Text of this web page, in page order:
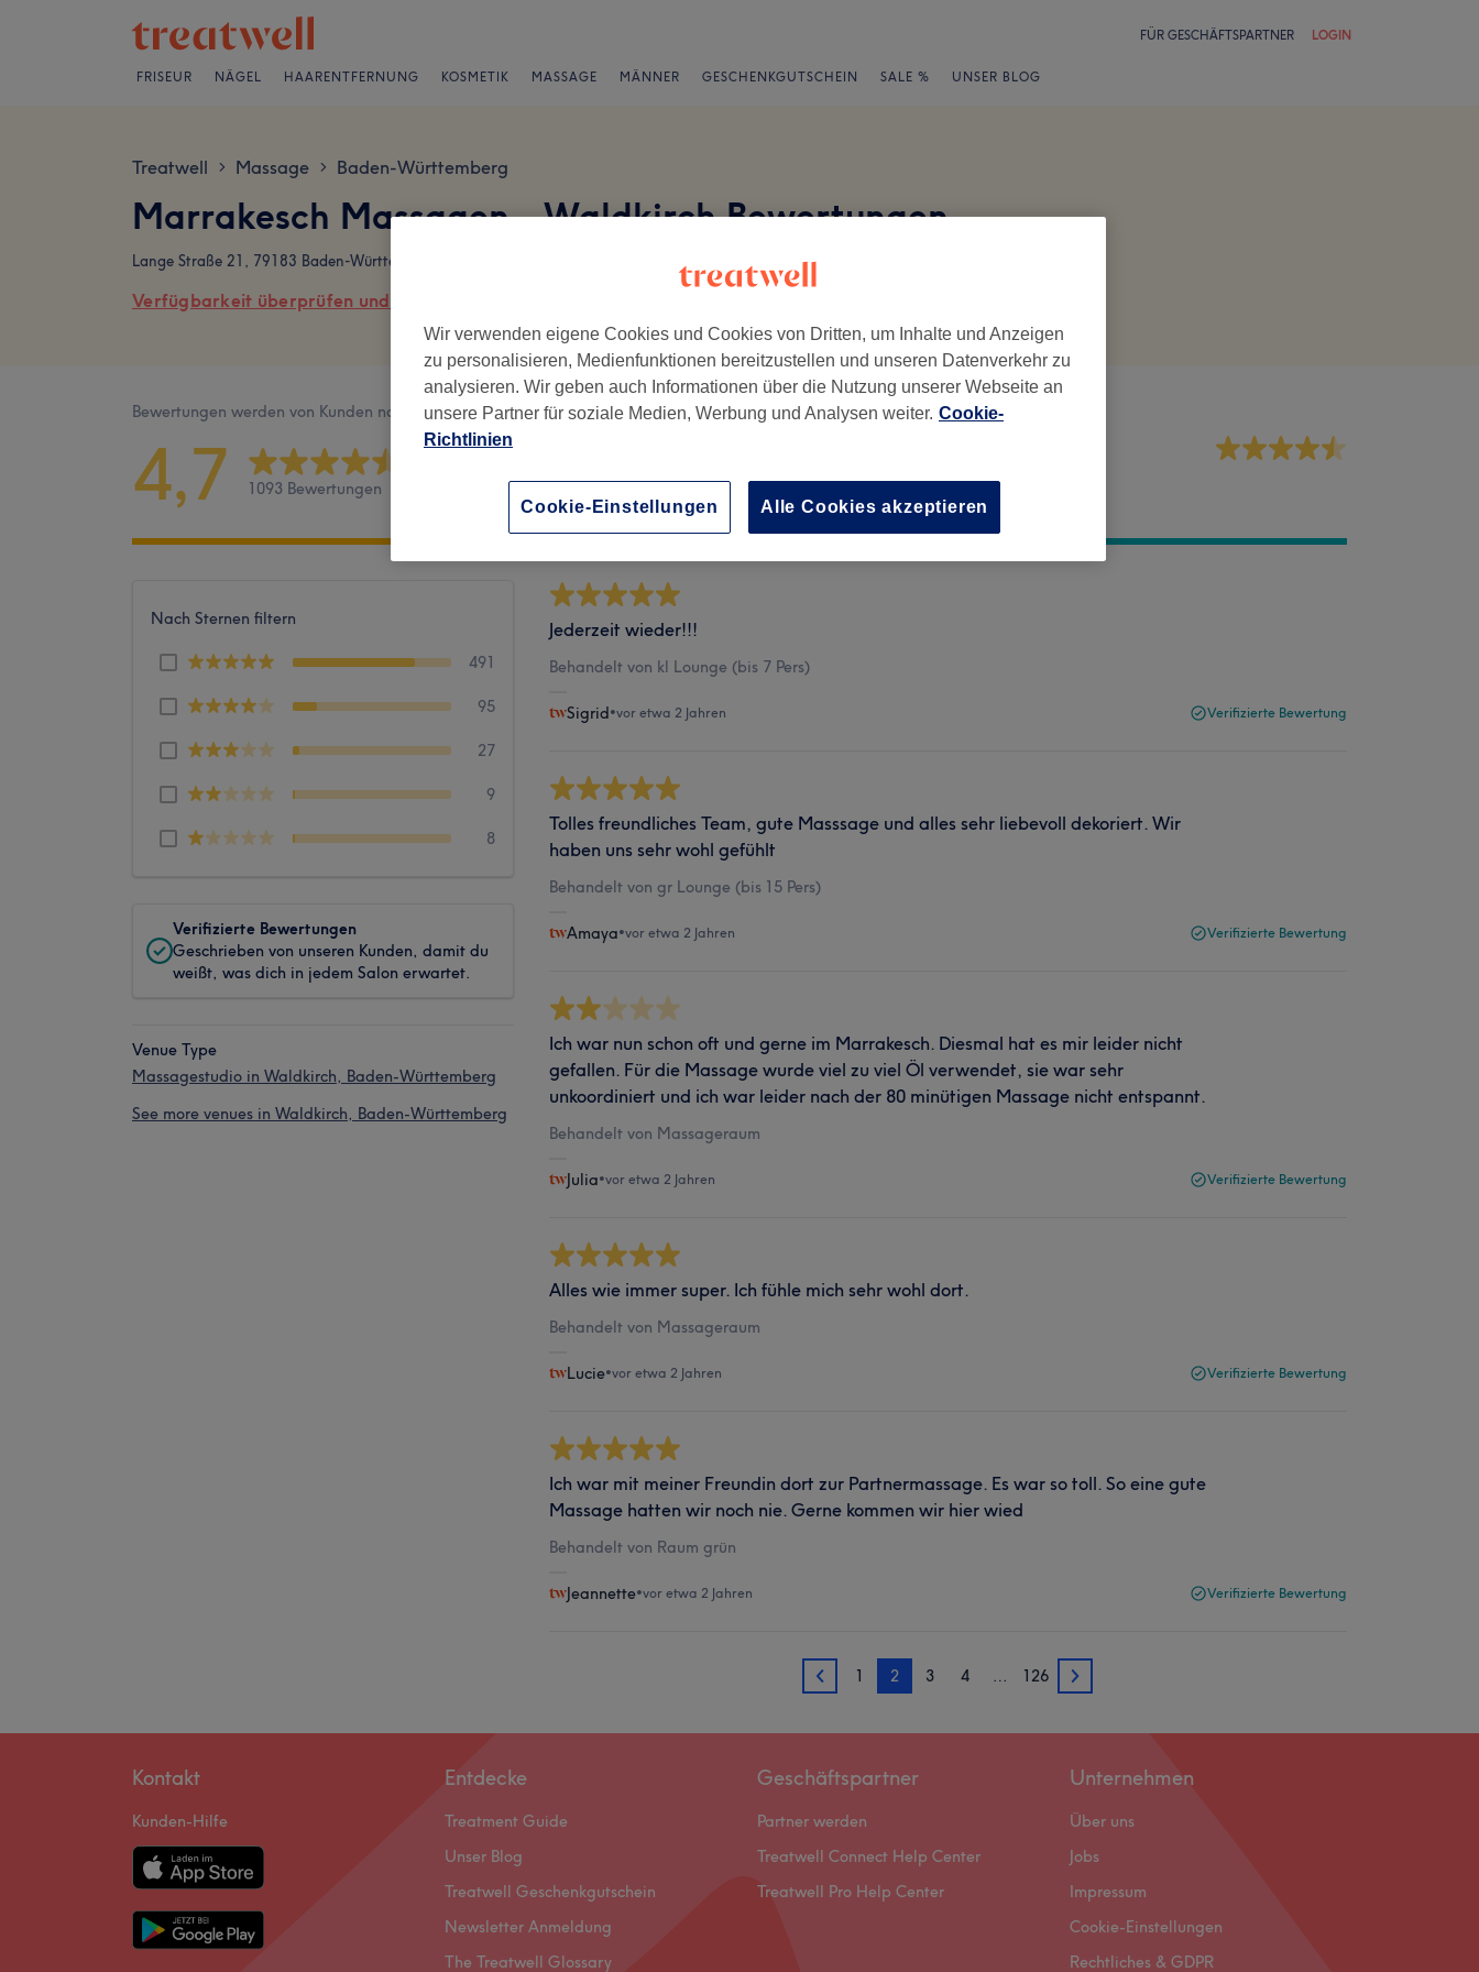
FÜR GESCHÄFTSPARTNER LOGIN
FRISEUR NÄGEL HAARENTFERNUNG KOSMETIK MASSAGE MÄNNER GESCHENKGUTSCHEIN SALE % UNSER BLOG
Treatwell > Massage > Baden-Württemberg
Marrakesch Massagen - Waldkirch Bewertungen
Lange Straße 21, 79183 Baden-Württemberg - Waldkirch
Verfügbarkeit überprüfen und online buchen
Bewertungen werden von Kunden nach ihrem Besuch geschrieben.
4,7 1093 Bewertungen Sauberkeit
Nach Sternen filtern
491
95
27
9
8
Verifizierte Bewertungen
Geschrieben von unseren Kunden, damit du
weißt, was dich in jedem Salon erwartet.
Venue Type
Massagestudio in Waldkirch, Baden-Württemberg
See more venues in Waldkirch, Baden-Württemberg
Jederzeit wieder!!!
Behandelt von kl Lounge (bis 7 Pers)
Sigrid•vor etwa 2 Jahren Verifizierte Bewertung
Tolles freundliches Team, gute Masssage und alles sehr liebevoll dekoriert. Wir
haben uns sehr wohl gefühlt
Behandelt von gr Lounge (bis 15 Pers)
Amaya•vor etwa 2 Jahren Verifizierte Bewertung
Ich war nun schon oft und gerne im Marrakesch. Diesmal hat es mir leider nicht
gefallen. Für die Massage wurde viel zu viel Öl verwendet, sie war sehr
unkoordiniert und ich war leider nach der 80 minütigen Massage nicht entspannt.
Behandelt von Massageraum
Julia•vor etwa 2 Jahren Verifizierte Bewertung
Alles wie immer super. Ich fühle mich sehr wohl dort.
Behandelt von Massageraum
Lucie•vor etwa 2 Jahren Verifizierte Bewertung
Ich war mit meiner Freundin dort zur Partnermassage. Es war so toll. So eine gute
Massage hatten wir noch nie. Gerne kommen wir hier wied
Behandelt von Raum grün
Jeannette•vor etwa 2 Jahren Verifizierte Bewertung
1 1 2 3 4 … 126 3
Kontakt
Kunden-Hilfe
Entdecke
Treatment Guide
Unser Blog
Treatwell Geschenkgutschein
Newsletter Anmeldung
The Treatwell Glossary
Geschäftspartner
Partner werden
Treatwell Connect Help Center
Treatwell Pro Help Center
Unternehmen
Über uns
Jobs
Impressum
Cookie-Einstellungen
Rechtliches & GDPR
Wir verwenden eigene Cookies und Cookies von Dritten, um Inhalte und Anzeigen
zu personalisieren, Medienfunktionen bereitzustellen und unseren Datenverkehr zu
analysieren. Wir geben auch Informationen über die Nutzung unserer Webseite an
unsere Partner für soziale Medien, Werbung und Analysen weiter. Cookie-
Richtlinien
Cookie-Einstellungen Alle Cookies akzeptieren